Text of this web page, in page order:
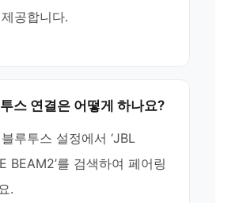
공합니다.
스 연결은 어떻게 하나요?
루투스 설정에서 ‘JBL
BEAM2’를 검색하여 페어링
.